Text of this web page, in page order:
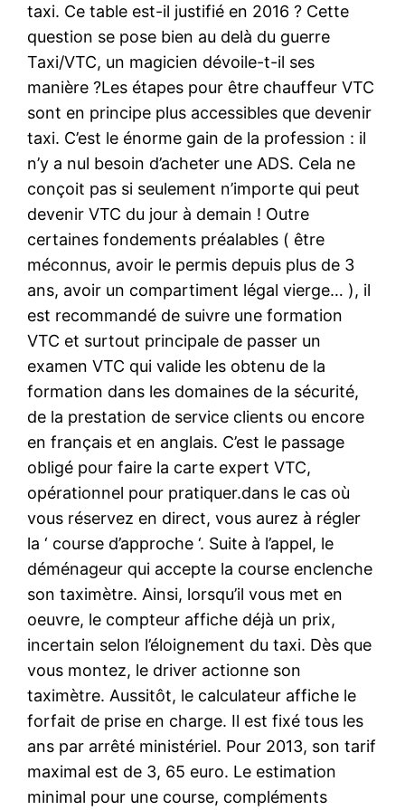
taxi. Ce table est-il justifié en 2016 ? Cette
question se pose bien au delà du guerre
Taxi/VTC, un magicien dévoile-t-il ses
manière ?Les étapes pour être chauffeur VTC
sont en principe plus accessibles que devenir
taxi. C’est le énorme gain de la profession : il
n’y a nul besoin d’acheter une ADS. Cela ne
conçoit pas si seulement n’importe qui peut
devenir VTC du jour à demain ! Outre
certaines fondements préalables ( être
méconnus, avoir le permis depuis plus de 3
ans, avoir un compartiment légal vierge… ), il
est recommandé de suivre une formation
VTC et surtout principale de passer un
examen VTC qui valide les obtenu de la
formation dans les domaines de la sécurité,
de la prestation de service clients ou encore
en français et en anglais. C’est le passage
obligé pour faire la carte expert VTC,
opérationnel pour pratiquer.dans le cas où
vous réservez en direct, vous aurez à régler
la ‘ course d’approche ‘. Suite à l’appel, le
déménageur qui accepte la course enclenche
son taximètre. Ainsi, lorsqu’il vous met en
oeuvre, le compteur affiche déjà un prix,
incertain selon l’éloignement du taxi. Dès que
vous montez, le driver actionne son
taximètre. Aussitôt, le calculateur affiche le
forfait de prise en charge. Il est fixé tous les
ans par arrêté ministériel. Pour 2013, son tarif
maximal est de 3, 65 euro. Le estimation
minimal pour une course, compléments